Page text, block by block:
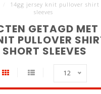
14gg jersey knit pullover shirt
sleeves
GETAGD
PULLOVER
SHORT SLEEVES
12